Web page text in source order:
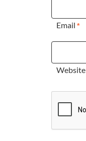
Email *
Website